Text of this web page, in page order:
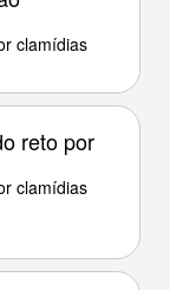
clamídias
reto por
clamídias